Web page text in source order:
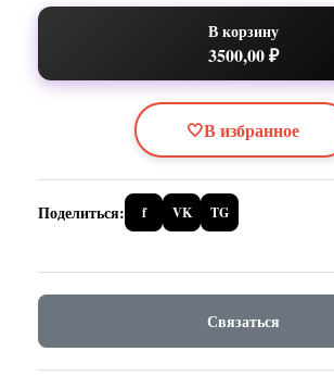
В корзину
3500,00 ₽
🤍В избранное
Поделиться: f VK TG
Связаться